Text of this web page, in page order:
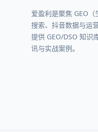
爱盈利是聚焦 GEO
搜索、抖音数据与运
提供 GEO/DSO 知识
讯与实战案例。